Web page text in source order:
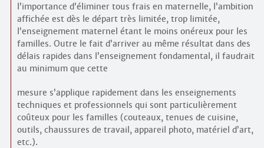
l’importance d’éliminer tous frais en maternelle, l’ambition
affichée est dès le départ très limitée, trop limitée,
l’enseignement maternel étant le moins onéreux pour les
familles. Outre le fait d’arriver au même résultat dans des
délais rapides dans l’enseignement fondamental, il faudrait
au minimum que cette
mesure s’applique rapidement dans les enseignements
techniques et professionnels qui sont particulièrement
coûteux pour les familles (couteaux, tenues de cuisine,
outils, chaussures de travail, appareil photo, matériel d’art,
etc.).